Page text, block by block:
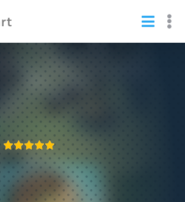
взломанный (Мод много
денег)
/Стратегии
ПРИЛОЖЕНИЕ ПРОВЕРЕНО
448